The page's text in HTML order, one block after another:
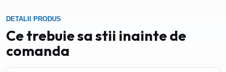
DETALII PRODUS
Ce trebuie sa stii inainte de
comanda